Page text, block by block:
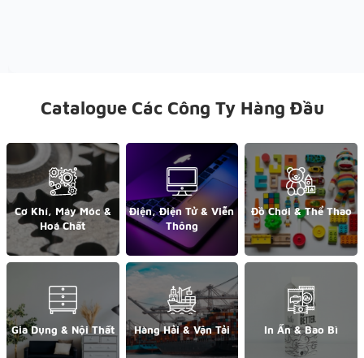
Catalogue Các Công Ty Hàng Đầu
Cơ Khí, Máy Móc &
Hoá Chất
Điện, Điện Tử & Viễn
Thông
Đồ Chơi & Thể Thao
Gia Dụng & Nội Thất Hàng Hải & Vận Tải In Ấn & Bao Bì